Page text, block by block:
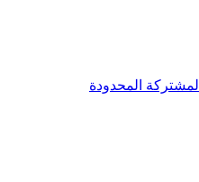
المحدودة